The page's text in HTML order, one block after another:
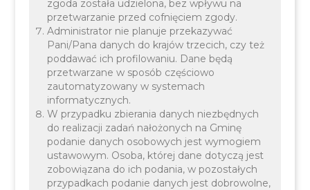
zgoda została udzielona, bez wpływu na
przetwarzanie przed cofnięciem zgody.
Administrator nie planuje przekazywać
Pani/Pana danych do krajów trzecich, czy też
poddawać ich profilowaniu. Dane będą
przetwarzane w sposób częściowo
zautomatyzowany w systemach
informatycznych.
W przypadku zbierania danych niezbędnych
do realizacji zadań nałożonych na Gminę
podanie danych osobowych jest wymogiem
ustawowym. Osoba, której dane dotyczą jest
zobowiązana do ich podania, w pozostałych
przypadkach podanie danych jest dobrowolne,